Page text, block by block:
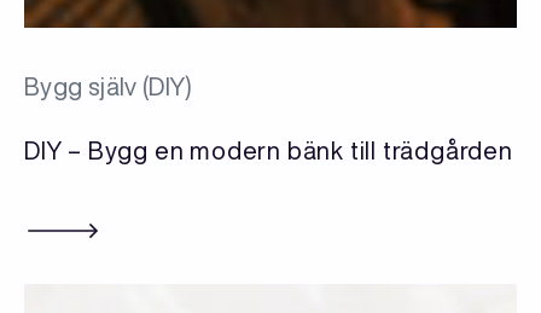
Bygg själv (DIY)
DIY – Bygg en modern bänk till trädgården